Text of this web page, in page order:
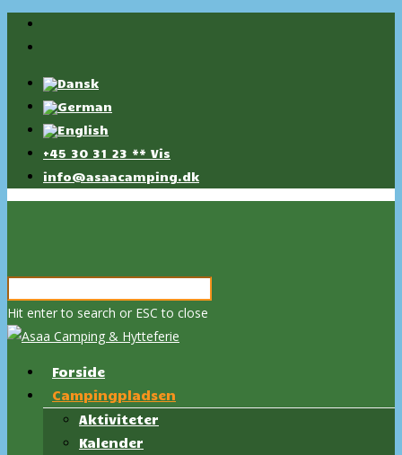
+45 30 31 23 ** Vis
info@asaacamping.dk
Hit enter to search or ESC to close
Forside
Campingpladsen
Aktiviteter
Kalender